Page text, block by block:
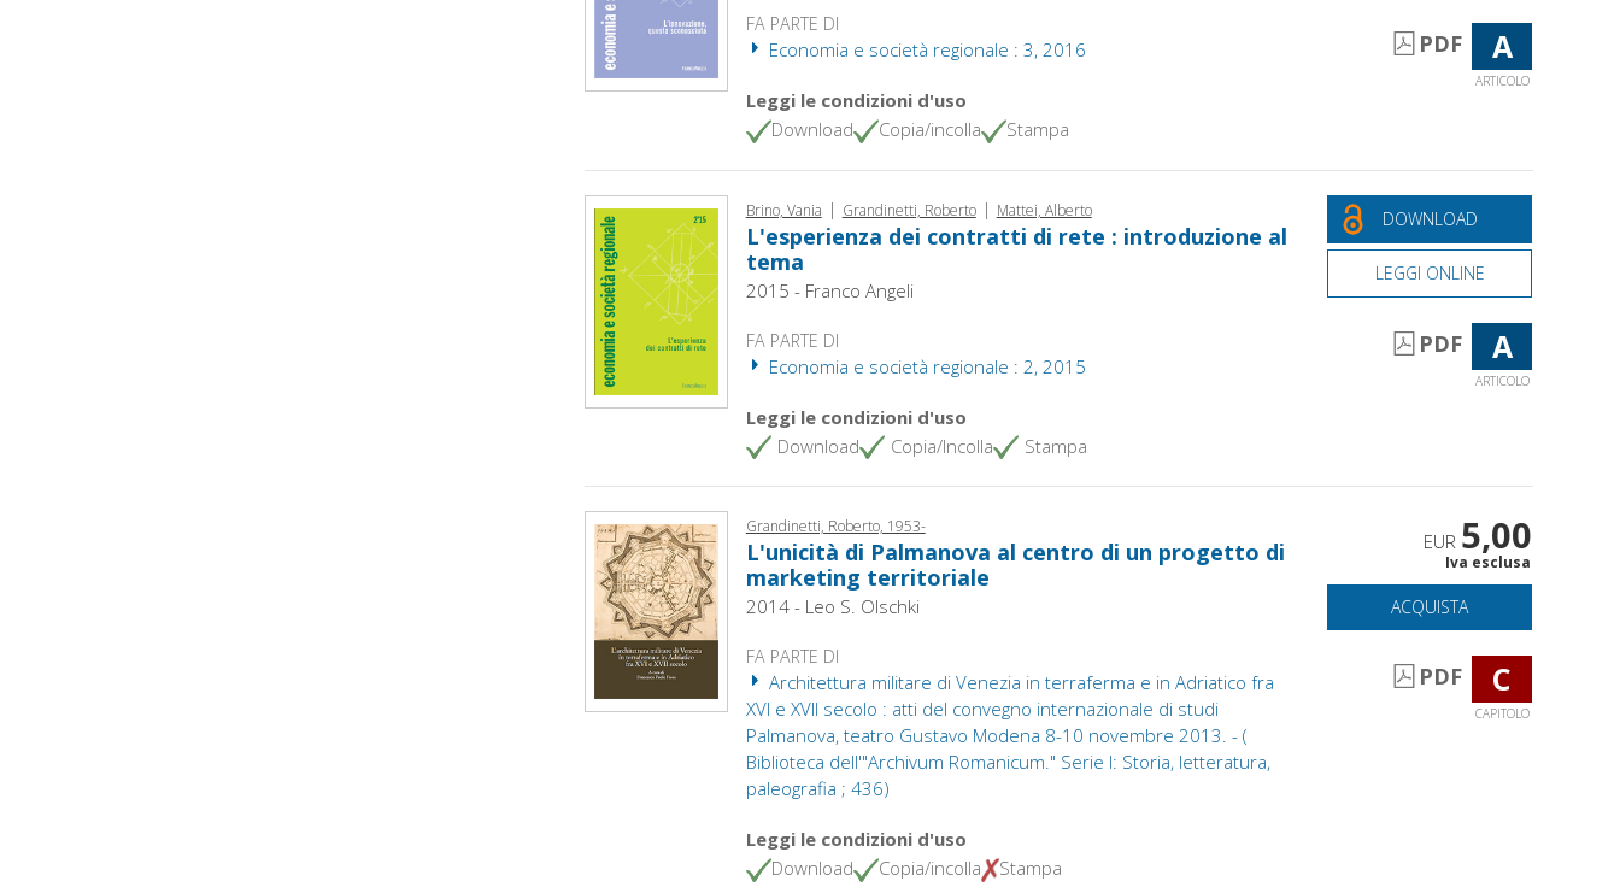
FA PARTE DI
Economia e società regionale : 3, 2016
Leggi le condizioni d'uso
Download
Copia/incolla Stampa
PDF A
ARTICOLO
Brino, Vania | Grandinetti, Roberto | Mattei, Alberto
L'esperienza dei contratti di rete : introduzione al
tema
2015 - Franco Angeli
FA PARTE DI
Economia e società regionale : 2, 2015
Leggi le condizioni d'uso
Download
Copia/Incolla Stampa
DOWNLOAD
LEGGI ONLINE
PDF A
ARTICOLO
Grandinetti, Roberto, 1953-
L'unicità di Palmanova al centro di un progetto di
marketing territoriale
2014 - Leo S. Olschki
FA PARTE DI
Architettura militare di Venezia in terraferma e in Adriatico fra
XVI e XVII secolo : atti del convegno internazionale di studi
Palmanova, teatro Gustavo Modena 8-10 novembre 2013. - (
Biblioteca dell'"Archivum Romanicum." Serie I: Storia, letteratura,
paleografia ; 436)
Leggi le condizioni d'uso
Download
Copia/incolla Stampa
EUR 5,00
Iva esclusa
ACQUISTA
PDF C
CAPITOLO